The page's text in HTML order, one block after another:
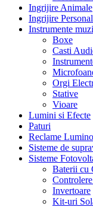
Ingrijire Animale
Ingrijire
Instrumente
Boxe
Casti
Orgi
Stative
Vioare
Lumini si Efecte
Paturi
Reclame
Sisteme de
Sisteme
Baterii cu
Invertoare
Kit-uri